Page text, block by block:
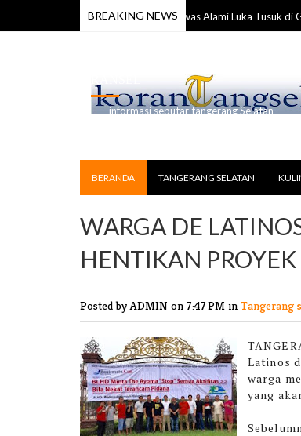
BREAKING NEWS
Anggota TNI Ditemukan Tewas Alami Luka Tusuk di
informasi seputar tangerang Selatan
BERANDA TANGERANG SELATAN
WARGA DE
HENTIKAN
Posted by ADMIN on 7:47 PM in Tangerang
Latinos
warga
yang